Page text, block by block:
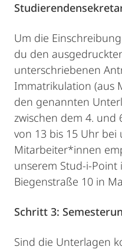
Um die
du den
unterschriebenen
Immatrikulation (aus
den genannten
zwischen dem 4. und
von 13 bis 15 Uhr bei
Mitarbeiter*innen
unserem Stud-i-Point
Biegenstraße 10 in
Schritt 3:
Sind die Unterlagen